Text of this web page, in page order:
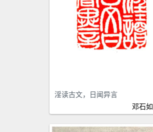
淫读古文，日闻异言
邓石如